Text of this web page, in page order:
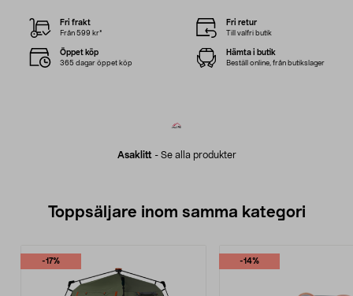
Asaklitt - Se alla produkter
Fri frakt
Från 599 kr*
Fri retur
Till valfri butik
Öppet köp
365 dagar öppet köp
Hämta i butik
Beställ online, från butikslager
Toppsäljare inom samma kategori
-17% -14%